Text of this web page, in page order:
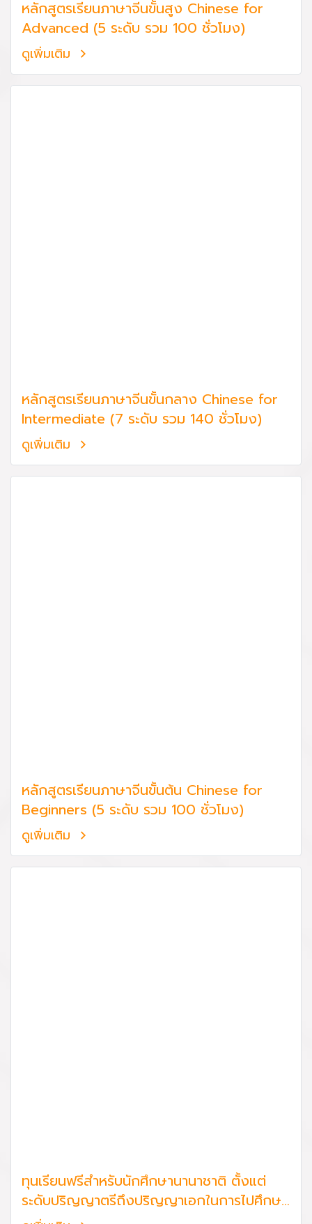
หลักสูตรเรียนภาษาจีนขั้นสูง Chinese for
Advanced (5 ระดับ รวม 100 ชั่วโมง)
ดูเพิ่มเติม
หลักสูตรเรียนภาษาจีนขั้นกลาง Chinese for
Intermediate (7 ระดับ รวม 140 ชั่วโมง)
ดูเพิ่มเติม
หลักสูตรเรียนภาษาจีนขั้นต้น Chinese for
Beginners (5 ระดับ รวม 100 ชั่วโมง)
ดูเพิ่มเติม
ทุนเรียนฟรีสำหรับนักศึกษานานาชาติ ตั้งแต่
ระดับปริญญาตรีถึงปริญญาเอกในการไปศึกษา
ในวิทยาลัยหรือมหาวิทยาลัยในเขตนครปักกิ่ง